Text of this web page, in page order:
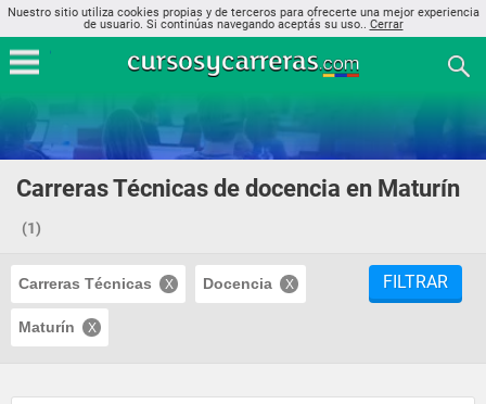
Nuestro sitio utiliza cookies propias y de terceros para ofrecerte una mejor experiencia
de usuario. Si continúas navegando aceptás su uso.. Cerrar
Carreras Técnicas de docencia en Maturín
(1)
Carreras Técnicas Docencia
Maturín
FILTRAR